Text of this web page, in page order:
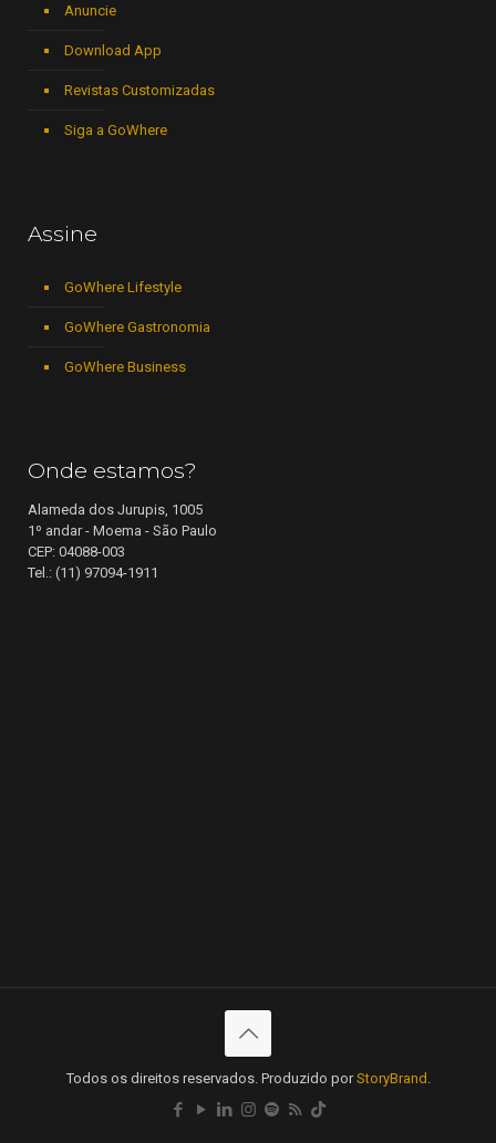
Anuncie
Download App
Revistas Customizadas
Siga a GoWhere
Assine
GoWhere Lifestyle
GoWhere Gastronomia
GoWhere Business
Onde estamos?
Alameda dos Jurupis, 1005
1º andar - Moema - São Paulo
CEP: 04088-003
Tel.: (11) 97094-1911
Todos os direitos reservados. Produzido porStoryBrand